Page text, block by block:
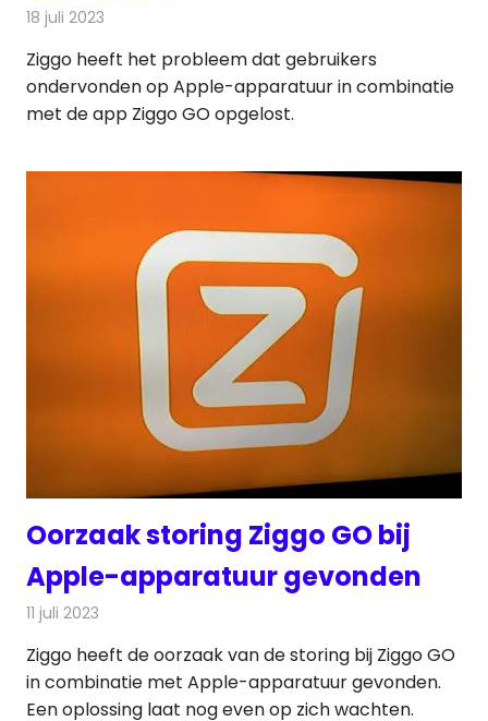
18 juli 2023
Ziggo heeft het probleem dat gebruikers
ondervonden op Apple-apparatuur in combinatie
met de app Ziggo GO opgelost.
Oorzaak storing Ziggo GO bij
Apple-apparatuur gevonden
11 juli 2023
Ziggo heeft de oorzaak van de storing bij Ziggo GO
in combinatie met Apple-apparatuur gevonden.
Een oplossing laat nog even op zich wachten.